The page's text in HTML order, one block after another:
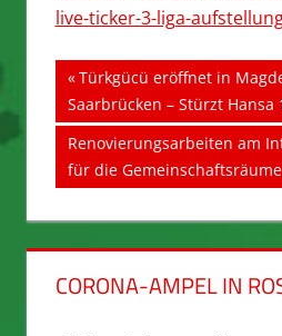
live-ticker-3-liga-
Vorheriger
Beitrag:
Türkgücü eröffnet in
Saarbrücken – Stürzt Hansa
Nächster
Beitrag:
Renovierungsarbeiten am
für die Gemeinschaftsräume
CORONA-AMPEL IN